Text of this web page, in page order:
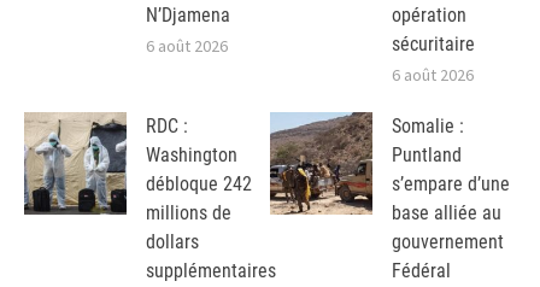
N’Djamena
6 août 2026
opération
sécuritaire
6 août 2026
RDC :
Washington
débloque 242
millions de
dollars
supplémentaires
Somalie :
Puntland
s’empare d’une
base alliée au
gouvernement
Fédéral